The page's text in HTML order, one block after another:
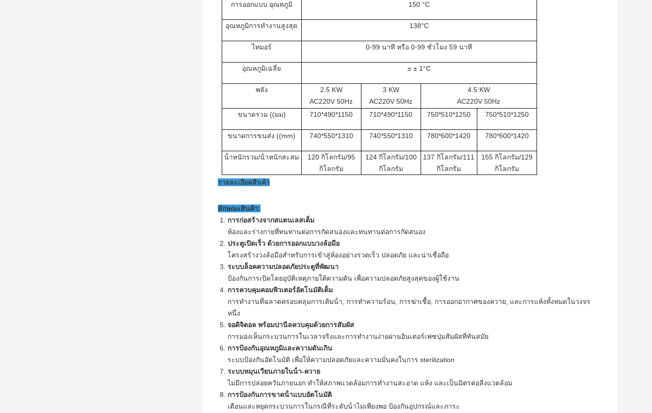
การออกแบบ อุณหภูมิ 150 °C
อุณหภูมิการทํางานสูงสุด 138°C
ไทมอร์ 0-99 นาที หรือ 0-99 ชั่วโมง 59 นาที
อุณหภูมิเฉลี่ย ≤ ± 1°C
พลัง
2.5 KW
AC220V 50Hz
3 KW
AC220V 50Hz
4.5 KW
AC220V 50Hz
ขนาดรวม ((มม)
710*490*1150 710*490*1150 750*510*1250 750*510*1250
ขนาดการขนส่ง ((mm) 740*550*1310 740*550*1310 780*600*1420 780*600*1420
น้ําหนักรวม/น้ําหนักสะสม
120 กิโลกรัม/95
กิโลกรัม
124 กิโลกรัม/100
กิโลกรัม
137 กิโลกรัม/111
กิโลกรัม
155 กิโลกรัม/129
กิโลกรัม
รายละเอียดสินค้า
ลักษณะสินค้า:
การก่อสร้างจากสแตนเลสเต็ม
ห้องและร่างกายที่ทนทานต่อการกัดสนองและทนทานต่อการกัดสนอง
ประตูเปิดเร็ว ด้วยการออกแบบวงล้อมือ
โครงสร้างวงล้อมือสําหรับการเข้าสู่ห้องอย่างรวดเร็ว ปลอดภัย และน่าเชื่อถือ
ระบบล็อคความปลอดภัยประตูที่พัฒนา
ป้องกันการเปิดโดยอุบัติเหตุภายใต้ความดัน เพื่อความปลอดภัยสูงสุดของผู้ใช้งาน
การควบคุมคอมพิวเตอร์อัตโนมัติเต็ม
การทํางานที่ฉลาดครอบคลุมการเติมน้ํา, การทําความร้อน, การฆ่าเชื้อ, การออกอากาศของควาย, และการแห้งทั้งหมดในวงจร
หนึ่ง
จอดิจิตอล พร้อมปานีลควบคุมด้วยการสัมผัส
การมองเห็นกระบวนการในเวลาจริงและการทํางานง่ายผ่านอินเตอร์เฟซปุ่มสัมผัสที่ทันสมัย
การป้องกันอุณหภูมิและความดันเกิน
ระบบป้องกันอัตโนมัติ เพื่อให้ความปลอดภัยและความมั่นคงในการ sterilization
ระบบหมุนเวียนภายในน้ํา-ควาย
ไม่มีการปล่อยควันภายนอก ทําให้สภาพแวดล้อมการทํางานสะอาด แห้ง และเป็นมิตรต่อสิ่งแวดล้อม
การป้องกันการขาดน้ําแบบอัตโนมัติ
เตือนและหยุดกระบวนการในกรณีที่ระดับน้ําไม่เพียงพอ ป้องกันอุปกรณ์และภาระ